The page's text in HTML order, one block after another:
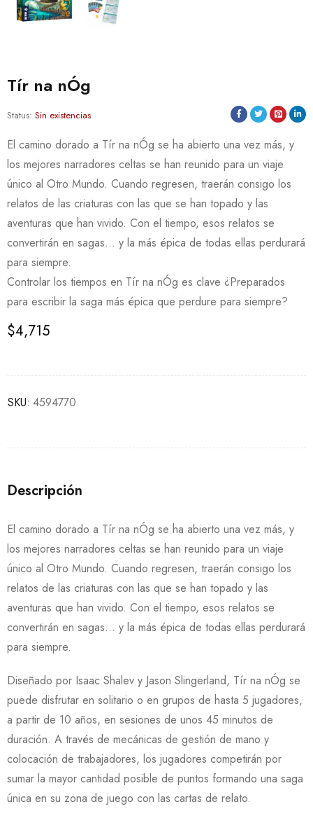
Tír na nÓg
Status: Sin existencias
El camino dorado a Tír na nÓg se ha abierto una vez más, y
los mejores narradores celtas se han reunido para un viaje
único al Otro Mundo. Cuando regresen, traerán consigo los
relatos de las criaturas con las que se han topado y las
aventuras que han vivido. Con el tiempo, esos relatos se
convertirán en sagas… y la más épica de todas ellas perdurará
para siempre.
Controlar los tiempos en Tír na nÓg es clave ¿Preparados
para escribir la saga más épica que perdure para siempre?
$4,715
SKU: 4594770
Descripción
El camino dorado a Tír na nÓg se ha abierto una vez más, y
los mejores narradores celtas se han reunido para un viaje
único al Otro Mundo. Cuando regresen, traerán consigo los
relatos de las criaturas con las que se han topado y las
aventuras que han vivido. Con el tiempo, esos relatos se
convertirán en sagas… y la más épica de todas ellas perdurará
para siempre.
Diseñado por Isaac Shalev y Jason Slingerland, Tír na nÓg se
puede disfrutar en solitario o en grupos de hasta 5 jugadores,
a partir de 10 años, en sesiones de unos 45 minutos de
duración. A través de mecánicas de gestión de mano y
colocación de trabajadores, los jugadores competirán por
sumar la mayor cantidad posible de puntos formando una saga
única en su zona de juego con las cartas de relato.